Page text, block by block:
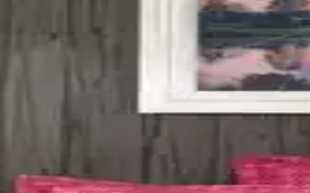
karşılaştırıyoruz. Malzeme,
ve Enerjik Tasarımıyla
odalarına ferah ve enerjik bir
Yorgan Düzenleyici Hurç: